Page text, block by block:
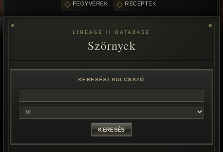
FEGYVEREK RECEPTEK
LINEAGE II DATABASE
Szörnyek
KERESÉSI KULCSSZÓ